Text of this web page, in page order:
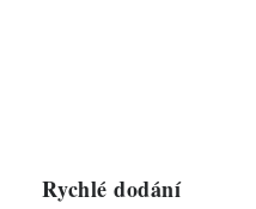
Rychlé dodání